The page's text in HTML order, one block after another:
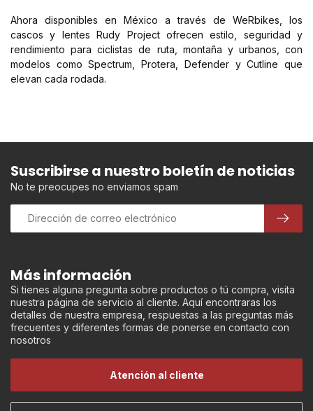
Ahora disponibles en México a través de WeRbikes, los
cascos y lentes Rudy Project ofrecen estilo, seguridad y
rendimiento para ciclistas de ruta, montaña y urbanos, con
modelos como Spectrum, Protera, Defender y Cutline que
elevan cada rodada.
Más información
Si tienes alguna pregunta sobre productos o tú compra, visita
nuestra página de servicio al cliente. Aquí encontraras los
detalles de nuestra empresa, respuestas a las preguntas más
frecuentes y diferentes formas de ponerse en contacto con
nosotros
Atención al cliente
Suscribirse a nuestro boletín de noticias
No te preocupes no enviamos spam